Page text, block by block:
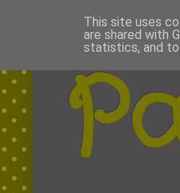
This site uses
are shared with
statistics, and